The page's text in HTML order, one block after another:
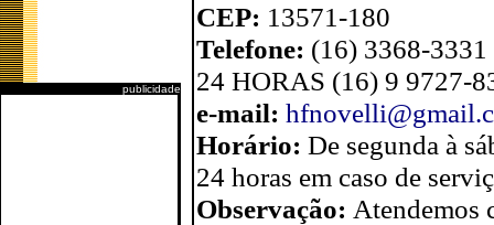
publicidade
CEP: 13571-180
Telefone: (16) 3368-
24 HORAS (16) 9 9727-
e-mail:
Horário: De segunda à
24 horas em caso de
Observação: Atendemos